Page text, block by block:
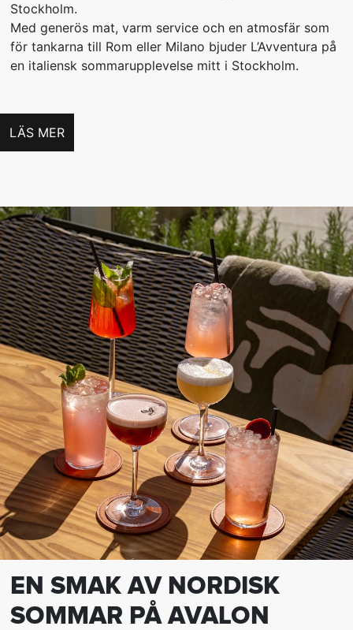
Stockholm.
Med generös mat, varm service och en atmosfär som
för tankarna till Rom eller Milano bjuder L’Avventura på
en italiensk sommarupplevelse mitt i Stockholm.
LÄS MER
EN SMAK AV NORDISK
SOMMAR PÅ AVALON